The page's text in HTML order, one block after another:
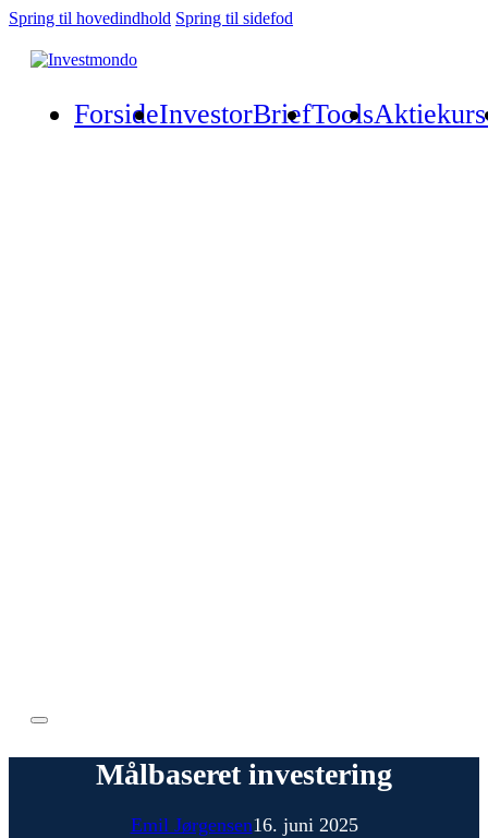
Spring til hovedindhold Spring til sidefod
ForsideInvestorBriefTools
Målbaseret investering
Emil Jørgensen16. juni 2025